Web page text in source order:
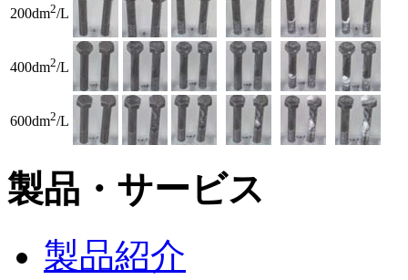
200dm2/L
400dm2/L
600dm2/L
製品・サービス
製品紹介